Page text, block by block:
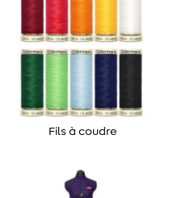
Fils à coudre